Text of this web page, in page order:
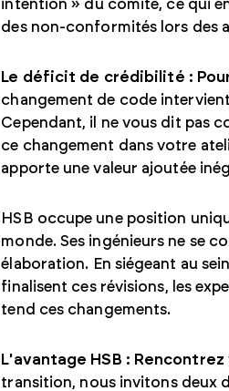
intention » du comité, ce qui
des non-conformités lors des
Le déficit de crédibilité :
changement de code
Cependant, il ne vous dit pas
ce changement dans votre
apporte une valeur ajoutée
HSB occupe une position
monde. Ses ingénieurs ne se
élaboration. En siégeant au
finalisent ces révisions, les
tend ces changements.
L'avantage HSB :
transition, nous invitons deux